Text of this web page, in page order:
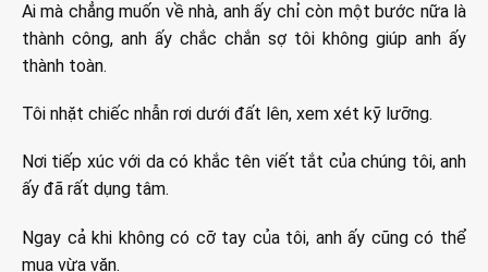
Ai mà chẳng muốn về nhà, anh ấy chỉ còn một bước nữa là
thành công, anh ấy chắc chắn sợ tôi không giúp anh ấy
thành toàn.
Tôi nhặt chiếc nhẫn rơi dưới đất lên, xem xét kỹ lưỡng.
Nơi tiếp xúc với da có khắc tên viết tắt của chúng tôi, anh
ấy đã rất dụng tâm.
Ngay cả khi không có cỡ tay của tôi, anh ấy cũng có thể
mua vừa vặn.